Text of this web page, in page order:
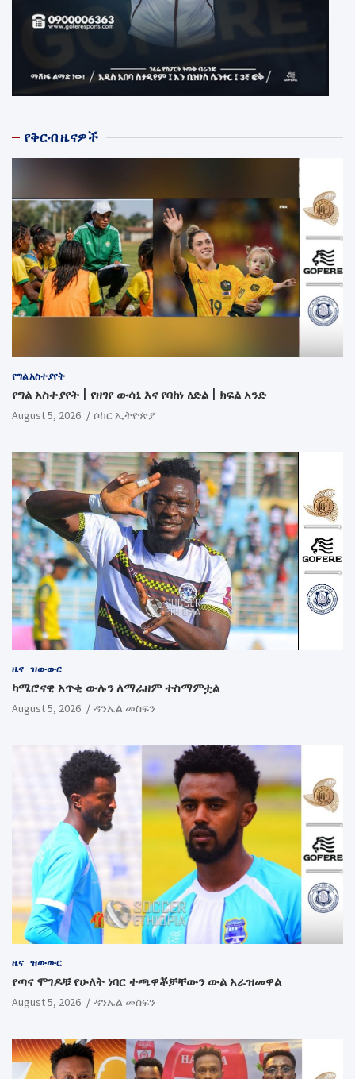
የቅርብ ዜናዎች
የግል አስተያየት
የግል አስተያየት | የዘገየ ውሳኔ እና የባከነ ዕድል | ክፍል አንድ
August 5, 2026 ሶከር ኢትዮጵያ
ዜና ዝውውር
ካሜሮናዊ አጥቂ ውሉን ለማራዘም ተስማምቷል
August 5, 2026 ዳንኤል መስፍን
ዜና ዝውውር
የጣና ሞገዶቹ የሁለት ነባር ተጫዋቾቻቸውን ውል አራዝመዋል
August 5, 2026 ዳንኤል መስፍን